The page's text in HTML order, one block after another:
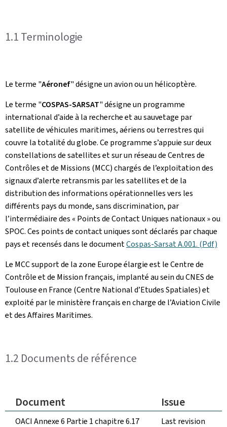
1.1 Terminologie
Le terme "Aéronef" désigne un avion ou un hélicoptère.
Le terme "COSPAS-SARSAT" désigne un programme
international d’aide à la recherche et au sauvetage par
satellite de véhicules maritimes, aériens ou terrestres qui
couvre la totalité du globe. Ce programme s’appuie sur deux
constellations de satellites et sur un réseau de Centres de
Contrôles et de Missions (MCC) chargés de l’exploitation des
signaux d’alerte retransmis par les satellites et de la
distribution des informations opérationnelles vers les
différents pays du monde, sans discrimination, par
l’intermédiaire des « Points de Contact Uniques nationaux » ou
SPOC. Ces points de contact uniques sont déclarés par chaque
pays et recensés dans le documentCospas-Sarsat A.001. (Pdf)
Le MCC support de la zone Europe élargie est le Centre de
Contrôle et de Mission français, implanté au sein du CNES de
Toulouse en France (Centre National d’Etudes Spatiales) et
exploité par le ministère français en charge de l’Aviation Civile
et des Affaires Maritimes.
1.2 Documents de référence
Document Issue
OACI Annexe 6 Partie 1 chapitre 6.17
Last revision